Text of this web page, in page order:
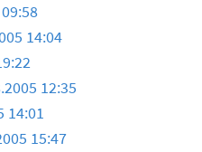
14:04
12:35
14:01
15:47